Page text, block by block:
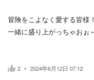
冒険をこよなく愛する皆様！
一緒に盛り上がっちゃおぉ
2 2024年6月12日 07:12